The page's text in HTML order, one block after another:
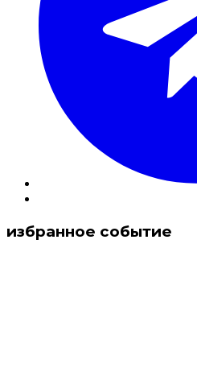
избранное событие